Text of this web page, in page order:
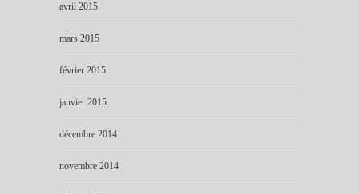
avril 2015
mars 2015
février 2015
janvier 2015
décembre 2014
novembre 2014